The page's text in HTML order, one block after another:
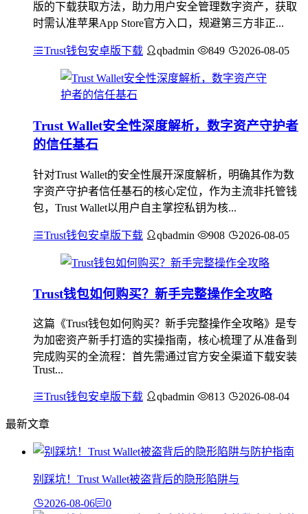
版的下载获取方法，助力用户安全管理数字资产，获取
时需认准苹果App Store官方入口，规避第三方非正...
Trust钱包安卓版下载 qbadmin 849 2026-08-05
Trust Wallet安全性深度解析，数字资产守护者
的信任基石
针对Trust Wallet的安全性展开深度解析，明确其作为数
字资产守护者信任基石的核心定位，作为主流非托管钱
包，Trust Wallet以用户自主掌控私钥为核...
Trust钱包安卓版下载 qbadmin 908 2026-08-05
Trust钱包如何购买？新手完整操作全攻略
这篇《Trust钱包如何购买？新手完整操作全攻略》是专
为加密资产新手打造的实操指南，核心梳理了从准备到
完成购买的全流程：首先需通过官方安全渠道下载安装
Trust...
Trust钱包安卓版下载 qbadmin 813 2026-08-04
最新文章
别踩坑！Trust Wallet被盗背后的隐形陷阱与
2026-08-06 0